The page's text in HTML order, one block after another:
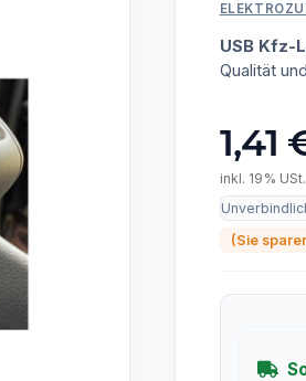
USB Kfz-
Qualität
1,41
inkl. 19%
(Sie